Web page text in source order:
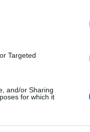
Targeted
and/or Sharing
for which it
Liga por
entre 2 a 3